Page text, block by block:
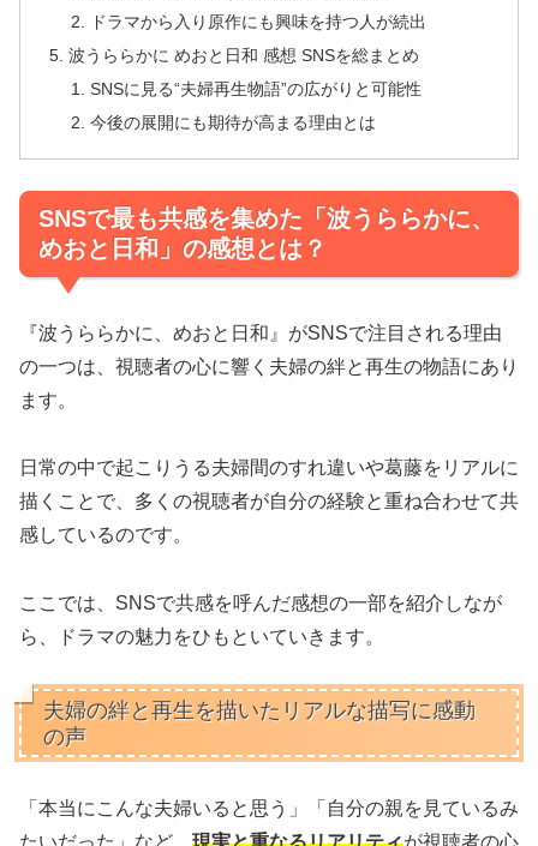
ドラマから入り原作にも興味を持つ人が続出
波うららかに めおと日和 感想 SNSを総まとめ
SNSに見る“夫婦再生物語”の広がりと可能性
今後の展開にも期待が高まる理由とは
SNSで最も共感を集めた「波うららかに、
めおと日和」の感想とは？
『波うららかに、めおと日和』がSNSで注目される理由
の一つは、視聴者の心に響く夫婦の絆と再生の物語にあり
ます。
日常の中で起こりうる夫婦間のすれ違いや葛藤をリアルに
描くことで、多くの視聴者が自分の経験と重ね合わせて共
感しているのです。
ここでは、SNSで共感を呼んだ感想の一部を紹介しなが
ら、ドラマの魅力をひもといていきます。
夫婦の絆と再生を描いたリアルな描写に感動
の声
「本当にこんな夫婦いると思う」「自分の親を見ているみ